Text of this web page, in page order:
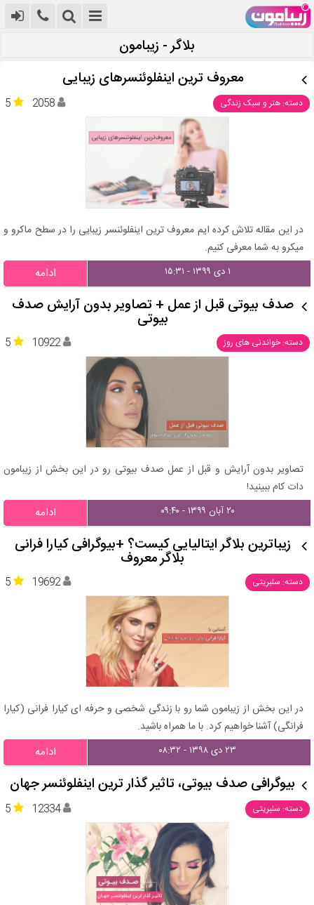
بلاگر - زیبامون
معروف ترین اینفلوئنسرهای زیبایی
دسته: هنر و سبک زندگی 5 2058
در این مقاله تلاش کرده ایم معروف ترین اینفلوئنسر زیبایی را در سطح ماکرو و
میکرو به شما معرفی کنیم.
۱ دی ۱۳۹۹ - ۱۵:۳۱ ادامه
صدف بیوتی قبل از عمل + تصاویر بدون آرایش صدف
بیوتی
دسته: خواندنی های روز 5 10922
تصاویر بدون آرایش و قبل از عمل صدف بیوتی رو در این بخش از زیبامون
دات کام ببینید!
۲۰ آبان ۱۳۹۹ - ۰۹:۴۰ ادامه
زیباترین بلاگر ایتالیایی کیست؟ +بیوگرافی کیارا فرانی
بلاگر معروف
دسته: سلبریتی 5 19692
در این بخش از زیبامون شما رو با زندگی شخصی و حرفه ای کیارا فرانی (کیارا
فرانگی) آشنا خواهیم کرد. با ما همراه باشید.
۲۳ دی ۱۳۹۸ - ۰۸:۳۲ ادامه
بیوگرافی صدف بیوتی، تاثیر گذار ترین اینفلوئنسر جهان
دسته: سلبریتی 5 12334